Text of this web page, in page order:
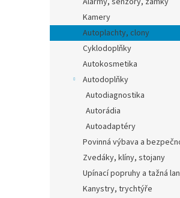
Kamery
Autoplachty, clony
Cyklodoplňky
Autokosmetika
Autodoplňky
Autodiagnostika
Autorádia
Autoadaptéry
Povinná výbava a
Zvedáky, klíny, stojany
Upínací popruhy a tažná
Kanystry, trychtýře